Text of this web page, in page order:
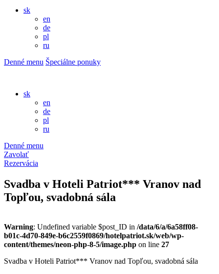
sk
en
de
pl
ru
Denné menu Špeciálne ponuky
sk
en
de
pl
ru
Denné menu
Zavolať
Rezervácia
Svadba v Hoteli Patriot*** Vranov nad
Topľou, svadobná sála
Warning: Undefined variable $post_ID in /data/6/a/6a58ff08-
b01c-4d70-849e-b6c2559f0869/hotelpatriot.sk/web/wp-
content/themes/neon-php-8-5/image.php on line 27
Svadba v Hoteli Patriot*** Vranov nad Topľou, svadobná sála